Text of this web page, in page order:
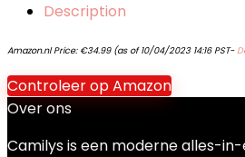
Description
Amazon.nl Price: €34.99(as of 10/04/2023 14:16 PST-
Controleer op Amazon
Over ons
Camilys is een moderne alles-